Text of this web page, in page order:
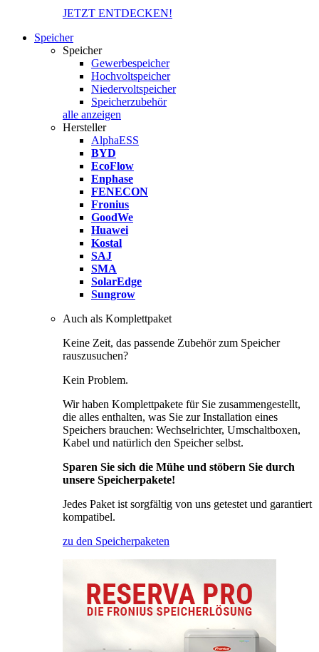
JETZT ENTDECKEN!
Speicher
Speicher
Gewerbespeicher
Hochvoltspeicher
Niedervoltspeicher
Speicherzubehör
alle anzeigen
Hersteller
AlphaESS
BYD
EcoFlow
Enphase
FENECON
Fronius
GoodWe
Huawei
Kostal
SAJ
SMA
SolarEdge
Sungrow
Auch als Komplettpaket
Keine Zeit, das passende Zubehör zum Speicher
rauszusuchen?
Kein Problem.
Wir haben Komplettpakete für Sie zusammengestellt,
die alles enthalten, was Sie zur Installation eines
Speichers brauchen: Wechselrichter, Umschaltboxen,
Kabel und natürlich den Speicher selbst.
Sparen Sie sich die Mühe und stöbern Sie durch
unsere Speicherpakete!
Jedes Paket ist sorgfältig von uns getestet und garantiert
kompatibel.
zu den Speicherpaketen